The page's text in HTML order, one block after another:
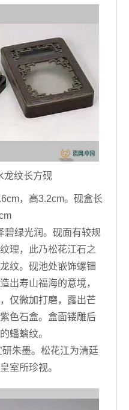
龙纹长方砚
，高3.2cm。砚盒长
绿光润。砚面有较规
理，此乃松花江石之
纹。砚池处嵌饰螺钿
出寿山福海的意境，
仅微加打磨，露出芒
色石盒。盒面镂雕后
蟠螭纹。
朱墨。松花江为清廷
室所珍视。